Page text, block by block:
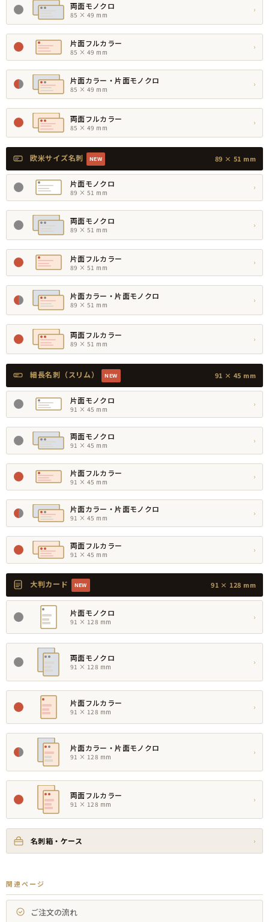
両面モノクロ
85 × 49 mm
›
片面フルカラー
85 × 49 mm
›
片面カラー・片面モノクロ
85 × 49 mm
›
両面フルカラー
85 × 49 mm
›
欧米サイズ名刺 NEW 89 × 51 mm
片面モノクロ
89 × 51 mm
›
両面モノクロ
89 × 51 mm
›
片面フルカラー
89 × 51 mm
›
片面カラー・片面モノクロ
89 × 51 mm
›
両面フルカラー
89 × 51 mm
›
細長名刺（スリム） NEW 91 × 45 mm
片面モノクロ
91 × 45 mm
›
両面モノクロ
91 × 45 mm
›
片面フルカラー
91 × 45 mm
›
片面カラー・片面モノクロ
91 × 45 mm
›
両面フルカラー
91 × 45 mm
›
大判カード NEW 91 × 128 mm
片面モノクロ
91 × 128 mm
›
両面モノクロ
91 × 128 mm
›
片面フルカラー
91 × 128 mm
›
片面カラー・片面モノクロ
91 × 128 mm
›
両面フルカラー
91 × 128 mm
›
名刺箱・ケース ›
関連ページ
ご注文の流れ